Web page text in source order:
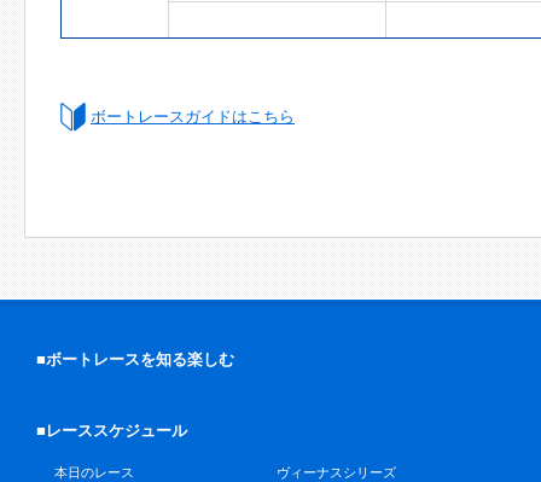
ボートレースガイドはこちら
■ボートレースを知る楽しむ
■レーススケジュール
本日のレース
ヴィーナスシリーズ